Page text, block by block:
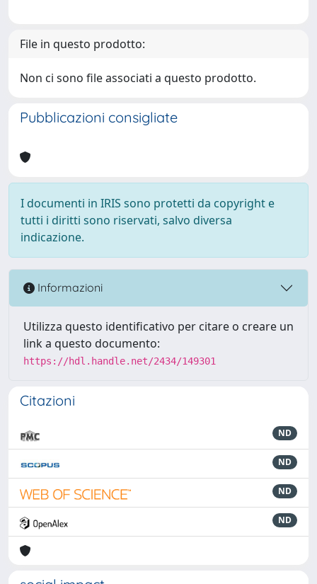
File in questo prodotto:
Non ci sono file associati a questo prodotto.
Pubblicazioni consigliate
I documenti in IRIS sono protetti da copyright e
tutti i diritti sono riservati, salvo diversa
indicazione.
Informazioni
Utilizza questo identificativo per citare o creare un
link a questo documento:
https://hdl.handle.net/2434/149301
Citazioni
ND
ND
ND
ND